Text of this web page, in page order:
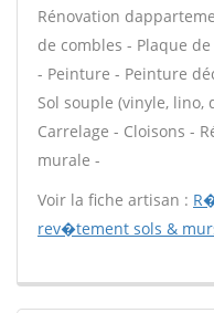
Rénovation
de combles - Plaque
- Peinture - Peinture
Sol souple (vinyle, lino,
Carrelage - Cloisons -
murale -
Voir la fiche artisan :
rev�tement sols &